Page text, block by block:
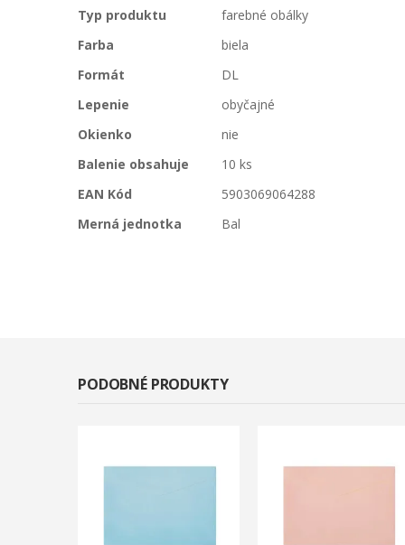
Typ produktu
farebné obálky
Farba
biela
Formát
DL
Lepenie
obyčajné
Okienko
nie
Balenie obsahuje
10 ks
EAN Kód
5903069064288
Merná jednotka
Bal
PODOBNÉ PRODUKTY